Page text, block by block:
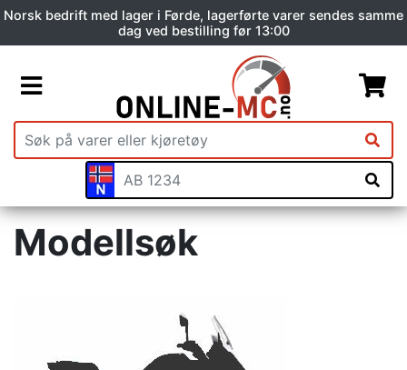
Norsk bedrift med lager i Førde, lagerførte varer sendes samme
dag ved bestilling før 13:00
Modellsøk